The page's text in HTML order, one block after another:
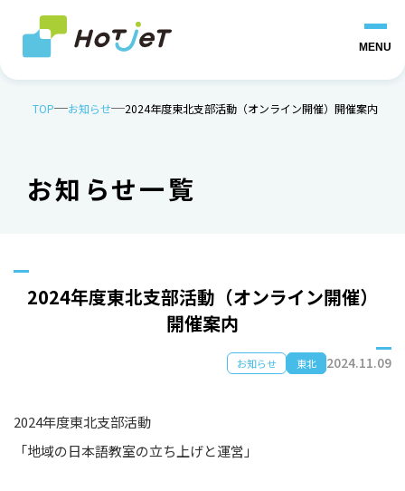
MENU
お知らせ一覧
TOP お知らせ 2024年度東北支部活動（オンライン開催）開催案内
2024年度東北支部活動（オンライン開催）
開催案内
お知らせ 東北 2024.11.09
2024年度東北支部活動
「地域の日本語教室の立ち上げと運営」